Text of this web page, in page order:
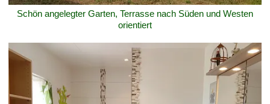
Schön angelegter Garten, Terrasse nach Süden und Westen
orientiert